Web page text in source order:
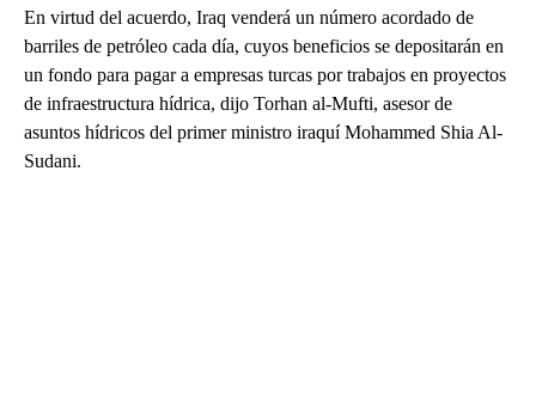
En virtud del acuerdo, Iraq venderá un número acordado de
barriles de petróleo cada día, cuyos beneficios se depositarán en
un fondo para pagar a empresas turcas por trabajos en proyectos
de infraestructura hídrica, dijo Torhan al-Mufti, asesor de
asuntos hídricos del primer ministro iraquí Mohammed Shia Al-
Sudani.